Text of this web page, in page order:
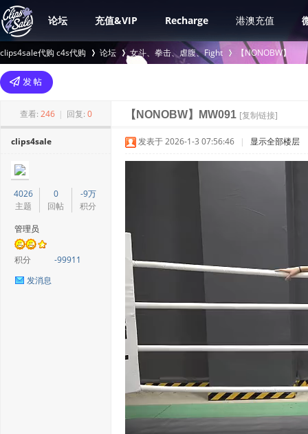
论坛 充值&VIP Recharge 港澳充值
clips4sale代购 c4s代购
>
论坛 女斗、拳击、虐腹、Fight
›
【NONOBW】
查看: 246 | 回复: 0 【NONOBW】MW091 [复制链接]
clips4sale
4026
主题
0
回帖
-9万
积分
管理员
积分
-99911
发消息
发表于 2026-1-3 07:56:46 | 显示全部楼层